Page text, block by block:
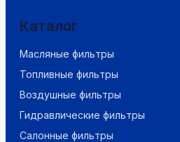
Каталог
Масляные фильтры
Топливные фильтры
Воздушные фильтры
Гидравлические фильтры
Салонные фильтры